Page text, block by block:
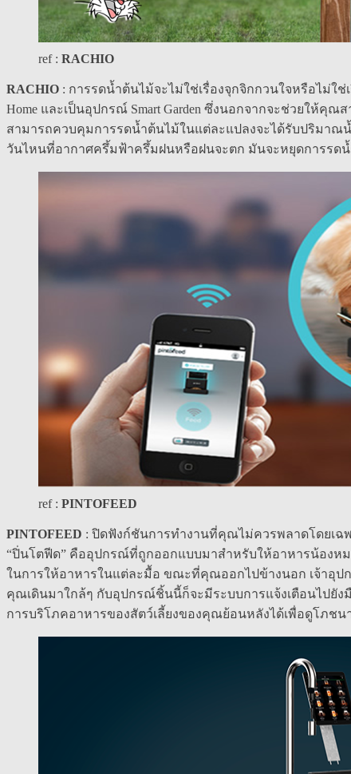
ref : RACHIO
RACHIO : การรดน้ำต้นไม้จะไม่ใช่เรื่องจุกจิกกวนใจหรือไม่
Home และเป็นอุปกรณ์ Smart Garden ซึ่งนอกจากจะช่วยให้คุ
สามารถควบคุมการรดน้ำต้นไม้ในแต่ละแปลงจะได้รับปริมา
วันไหนที่อากาศครึ้มฟ้าครึ้มฝนหรือฝนจะตก มันจะหยุดการรด
ref : PINTOFEED
PINTOFEED : ปิดฟังก์ชันการทำงานที่คุณไม่ควรพลาดโดยเฉ
“ปิ่นโตฟีด” คืออุปกรณ์ที่ถูกออกแบบมาสำหรับให้อาหารน้องห
ในการให้อาหารในแต่ละมื้อ ขณะที่คุณออกไปข้างนอก เจ้าอุป
คุณเดินมาใกล้ๆ กับอุปกรณ์ชิ้นนี้ก็จะมีระบบการแจ้งเตือนไป
การบริโภคอาหารของสัตว์เลี้ยงของคุณย้อนหลังได้เพื่อดูโภช